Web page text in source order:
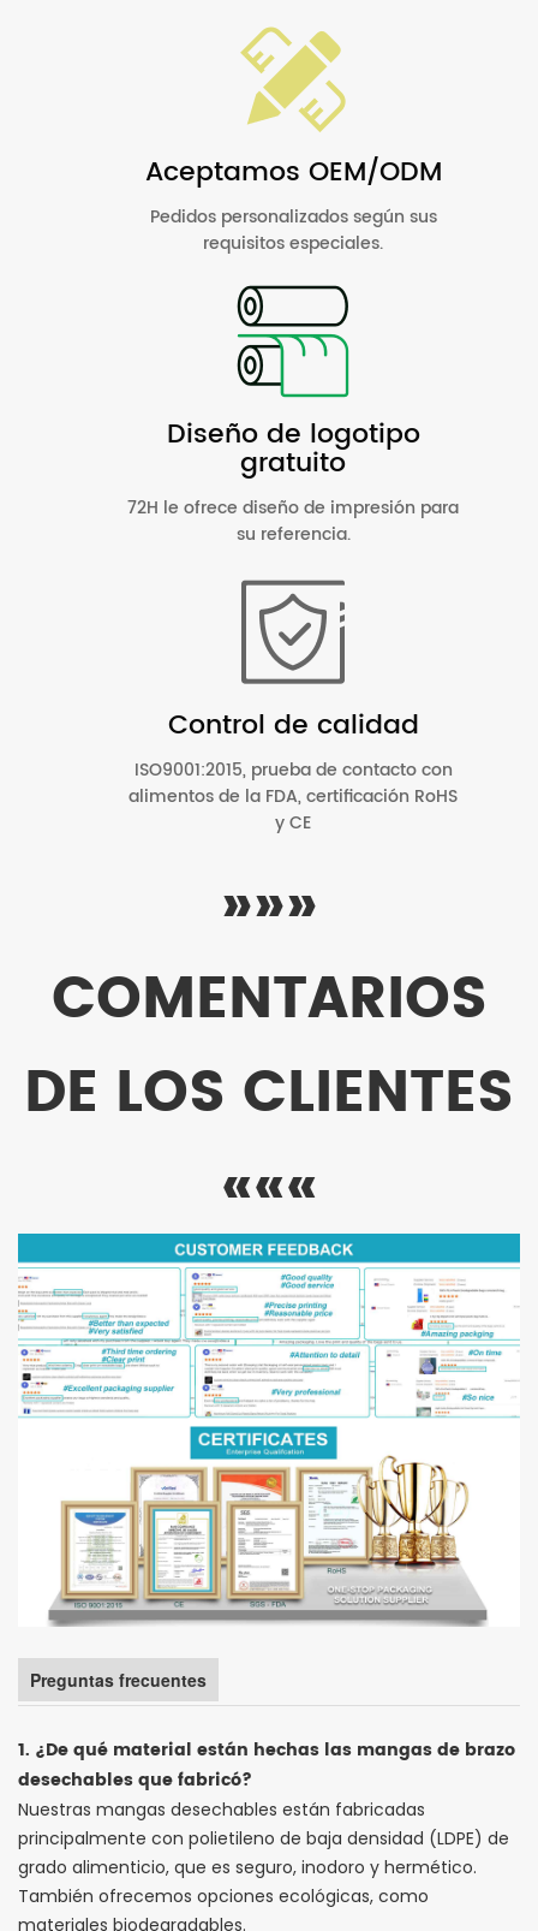
Aceptamos OEM/ODM
Pedidos personalizados según sus
requisitos especiales.
Diseño de logotipo
gratuito
72H le ofrece diseño de impresión para
su referencia.
Control de calidad
ISO9001:2015, prueba de contacto con
alimentos de la FDA, certificación RoHS
y CE
»»»
COMENTARIOS
DE LOS CLIENTES
«««
Preguntas frecuentes
1. ¿De qué material están hechas las mangas de brazo
desechables que fabricó?
Nuestras mangas desechables están fabricadas
principalmente con polietileno de baja densidad (LDPE) de
grado alimenticio, que es seguro, inodoro y hermético.
También ofrecemos opciones ecológicas, como
materiales biodegradables.